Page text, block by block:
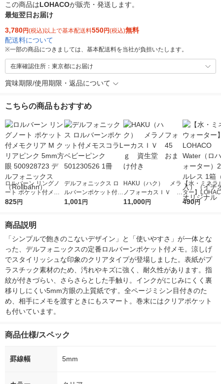
この商品はLOHACOが販売・発送します。
最短翌日お届け
3,780円(税込)以上で基本配送料550円(税込)無料
配送料について
※一部の商品につきましては、基本配送料を当社が負担いたします。
在庫確認住所：東京都にお届け
賞味期限/使用期限・返品について
こちらの商品もおすすめ
ロルバーン リングノ
ート ポケット付メモ
クリア M クリアピン
（Rollbahn）
825円
デルフォニックス ロ
ルバーンポケット付メ
モスコラL ベビーピン
1,001円
HAKU（ハク） メラ
ノフォーカスＩＶ 4
5ｇ 資生堂 おまけ
11,000円
【水・ミネラ
ター】
r（ロハコウ
490円
商品説明
「シンプルで飽きのこないデザイン」と「使いやすさ」が一体とな
った、デルフォニックスの定番ロルバーンポケット付メモ。涼しげ
でスタイリッシュな印象のクリアタイプが登場しました。表紙がプ
ラスチック素材のため、汚れやキズに強く、耐久性があります。指
紋が付きづらい、さらさらとした手触り。インクがにじみにくく裏
移りしにくい5mm方眼の上質紙です。全ページミシン目付きのた
め、相手にメモを渡すときにもスマート。巻末にはクリアポケット
も付いています。
商品仕様/スペック
罫線幅 5mm